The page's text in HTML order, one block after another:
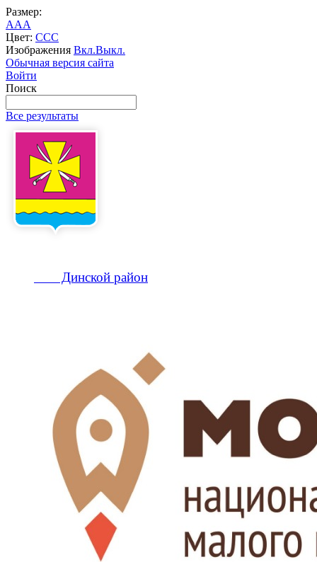
Размер:
AAA
Цвет: CCC
Изображения Вкл.Выкл.
Обычная версия сайта
Войти
Поиск
Все результаты
Динской район